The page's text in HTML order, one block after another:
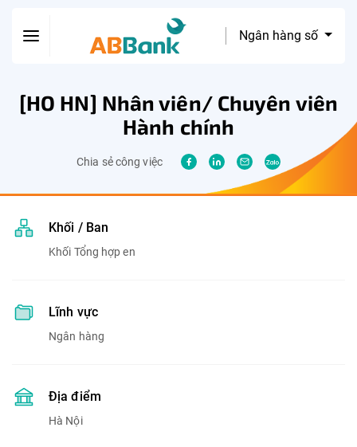
Ngân hàng số
[HO HN] Nhân viên/ Chuyên viên
Hành chính
Chia sẻ công việc
Khối / Ban
Khối Tổng hợp en
Lĩnh vực
Ngân hàng
Địa điểm
Hà Nội